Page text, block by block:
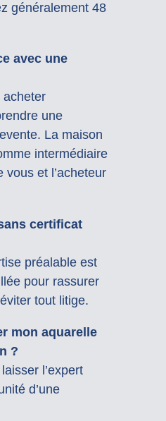
généralement 48
avec une
acheter
une
La maison
intermédiaire
vous et l’acheteur
certificat
préalable est
pour rassurer
tout litige.
mon aquarelle
?
l’expert
d’une